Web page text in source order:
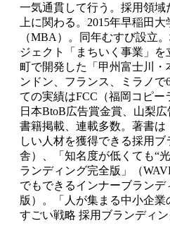
一気通貫して行う。採用領域
上に関わる。2015年早稲田
（MBA）。同年むすび設立
ジェクト「まちいく事業」を
町で開発した「甲州富士川・
ンドン、フランス、ミラノ
ての実績はFCC（福岡コピー
日本BtoB広告賞金賞、山梨
書籍掲載、連載多数。著書
しい人材を獲得できる採用
舎）、「知名度が低くても“
ランディング完全版」（
でもできるインナーブランデ
版）。「人が集まる中小企
すごい戦略 採用ブランディン